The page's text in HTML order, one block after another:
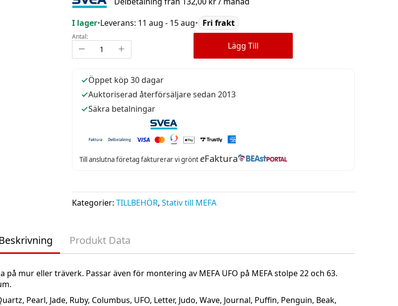
I lager•Leverans: 11 aug - 15 aug• Fri frakt
Antal:
Lägg Till
Öppet köp 30 dagar
Auktoriserad återförsäljare sedan 2013
Säkra betalningar
Till anslutna företag fakturerar vi grönt eFaktura
Kategorier: TILLBEHÖR, Stativ till MEFA
Beskrivning
mur eller träverk. Passar även för montering av MEFA UFO på MEFA stolpe 22 och 63.
Pearl, Jade, Ruby, Columbus, UFO, Letter, Judo, Wave, Journal, Puffin, Penguin, Beak,
Produkt Data